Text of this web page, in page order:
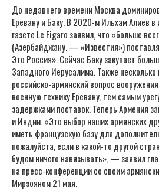
До недавнего времени Москва
Еревану и Баку. В 2020-м Ильхам Алиев
газете Le Figaro заявил, что «больше
(Азербайджану. — «Известия»)
Это Россия». Сейчас Баку закупает
Западного Иерусалима. Также
российско-армянский вопрос
военную технику Еревану, тем самым
задержками поставок. Теперь Армения
и Индии. «Это выбор наших армянских
иметь французскую базу для
пожалуйста, если в какой-то другой
будем ничего навязывать», — заявил
на пресс-конференции со своим
Мирзояном 21 мая.